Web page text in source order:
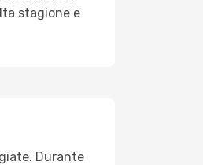
stagione e
Durante